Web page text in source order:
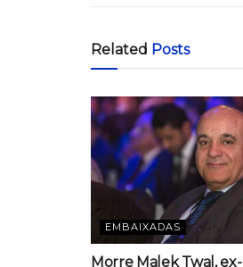
Related Posts
EMBAIXADAS
Morre Malek Twal, ex-